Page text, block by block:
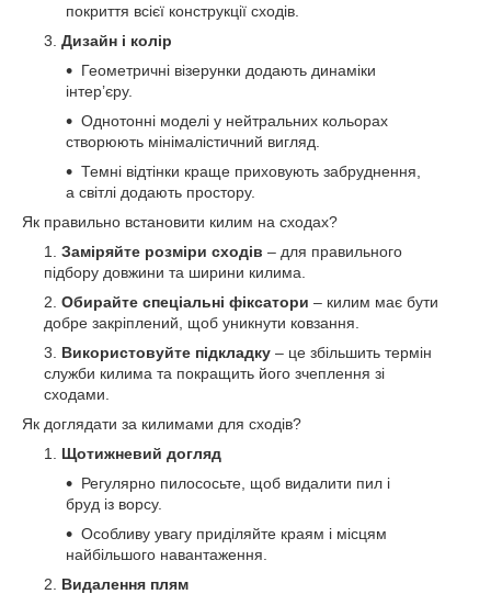
покриття всієї конструкції сходів.
Дизайн і колір
Геометричні візерунки додають динаміки
інтер’єру.
Однотонні моделі у нейтральних кольорах
створюють мінімалістичний вигляд.
Темні відтінки краще приховують забруднення,
а світлі додають простору.
Як правильно встановити килим на сходах?
Заміряйте розміри сходів – для правильного
підбору довжини та ширини килима.
Обирайте спеціальні фіксатори – килим має бути
добре закріплений, щоб уникнути ковзання.
Використовуйте підкладку – це збільшить термін
служби килима та покращить його зчеплення зі
сходами.
Як доглядати за килимами для сходів?
Щотижневий догляд
Регулярно пилососьте, щоб видалити пил і
бруд із ворсу.
Особливу увагу приділяйте краям і місцям
найбільшого навантаження.
Видалення плям